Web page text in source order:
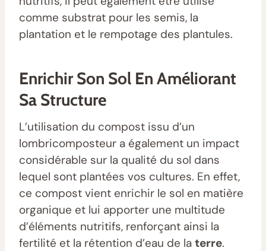
comme substrat pour les semis, la
plantation et le rempotage des plantules.
Enrichir Son Sol En Améliorant
Sa Structure
L’utilisation du compost issu d’un
lombricomposteur a également un impact
considérable sur la qualité du sol dans
lequel sont plantées vos cultures. En effet,
ce compost vient enrichir le sol en matière
organique et lui apporter une multitude
d’éléments nutritifs, renforçant ainsi la
fertilité et la rétention d’eau de la terre.